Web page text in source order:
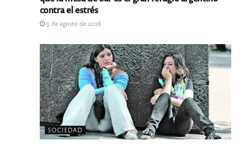
contra el estrés
5 de agosto de 2026
SOCIEDAD